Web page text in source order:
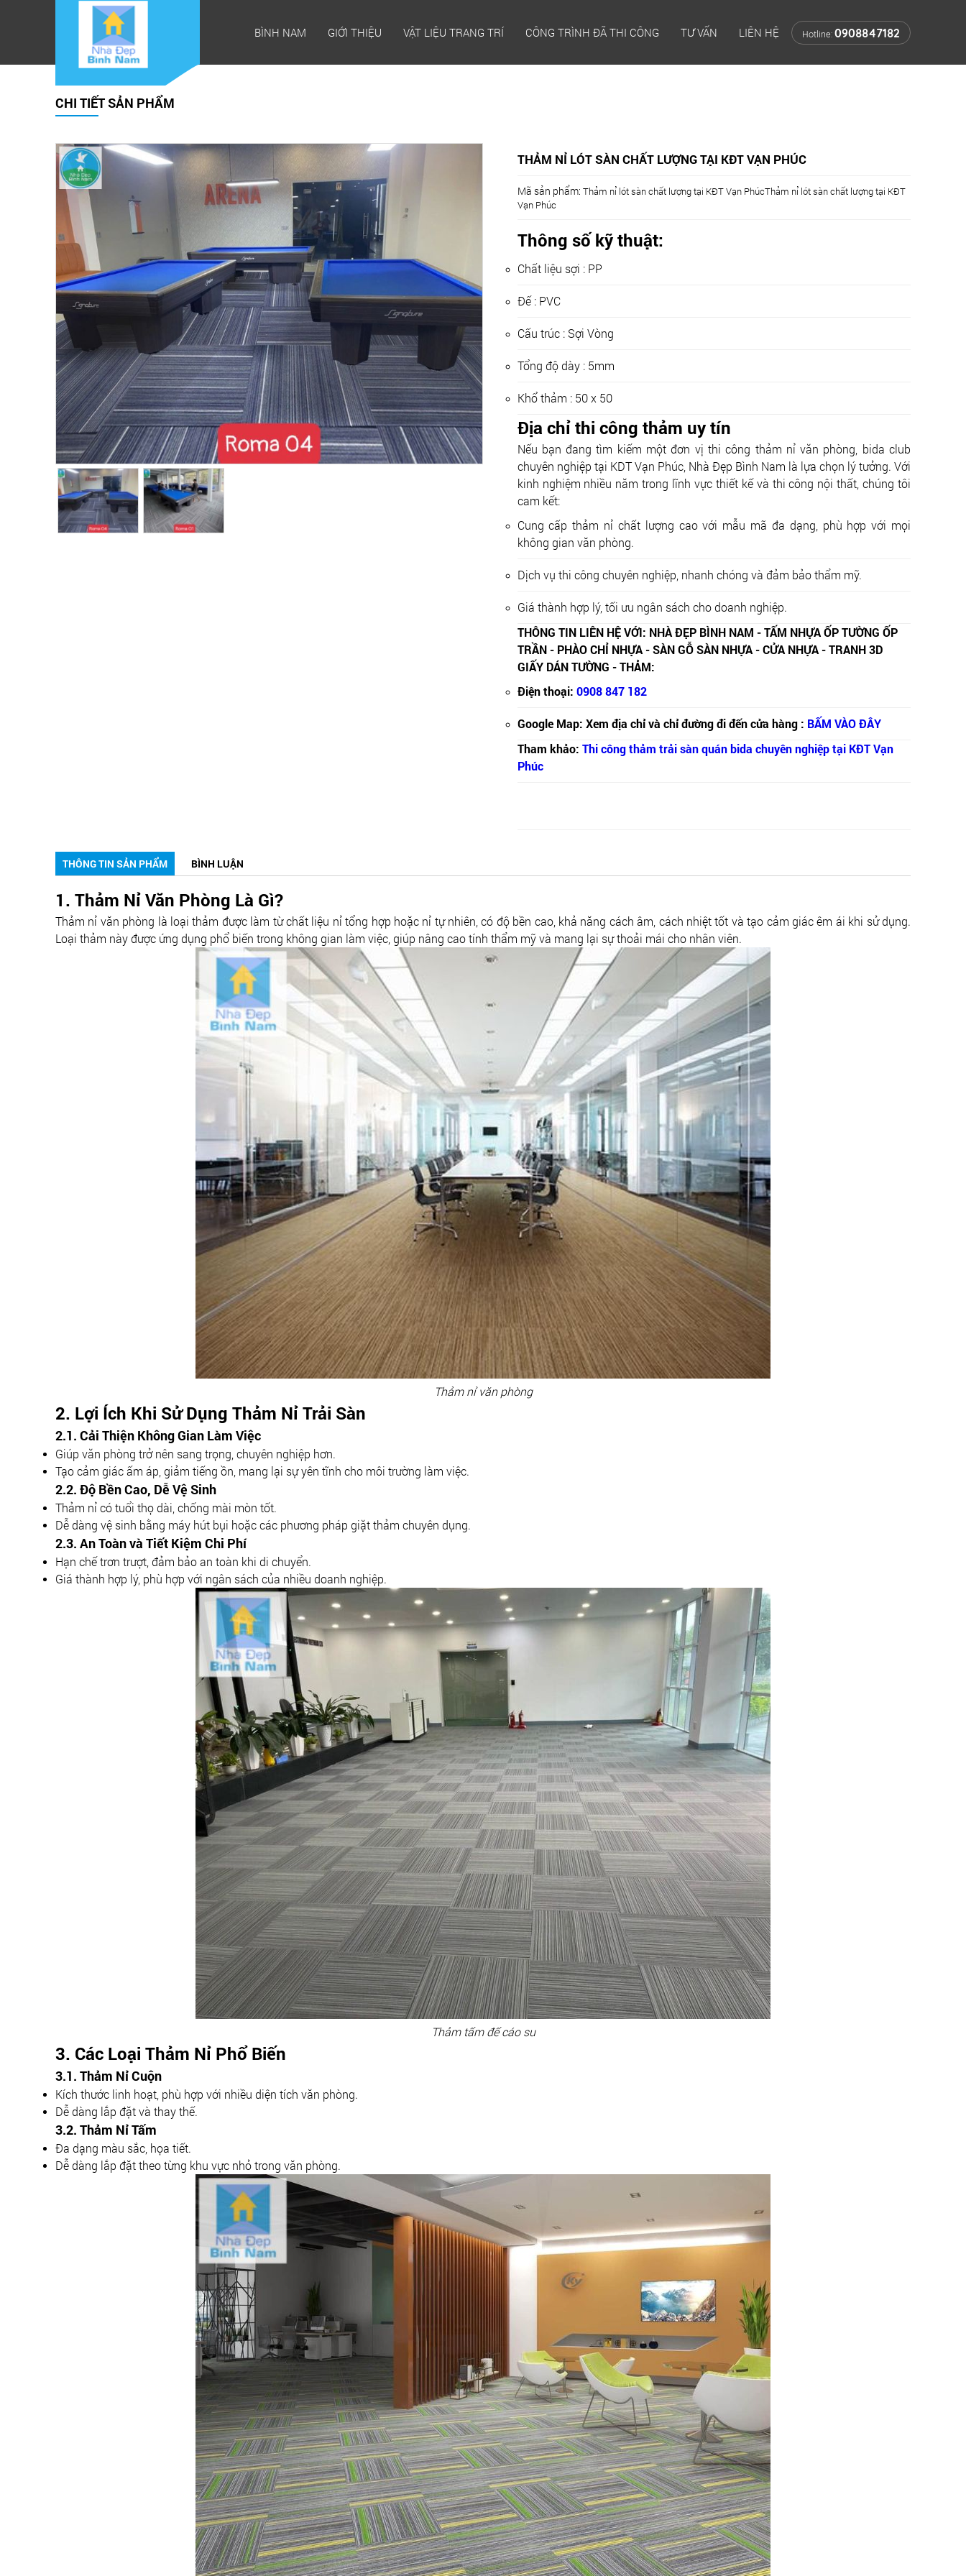
BÌNH NAM GIỚI THIỆU VẬT LIỆU TRANG TRÍ CÔNG TRÌNH ĐÃ THI CÔNG TƯ VẤN LIÊN HỆ Hotline: 0908847182
CHI TIẾT SẢN PHẨM
THẢM NỈ LÓT SÀN CHẤT LƯỢNG TẠI KĐT VẠN PHÚC
Mã sản phẩm: Thảm nỉ lót sàn chất lượng tại KĐT Vạn PhúcThảm nỉ lót sàn chất lượng tại KĐT
Vạn Phúc
Thông số kỹ thuật:
Chất liệu sợi : PP
Đế : PVC
Cấu trúc : Sợi Vòng
Tổng độ dày : 5mm
Khổ thảm : 50 x 50
Địa chỉ thi công thảm uy tín
Nếu bạn đang tìm kiếm một đơn vị thi công thảm nỉ văn phòng, bida club
chuyên nghiệp tại KDT Vạn Phúc, Nhà Đẹp Bình Nam là lựa chọn lý tưởng. Với
kinh nghiệm nhiều năm trong lĩnh vực thiết kế và thi công nội thất, chúng tôi
cam kết:
Cung cấp thảm nỉ chất lượng cao với mẫu mã đa dạng, phù hợp với mọi
không gian văn phòng.
Dịch vụ thi công chuyên nghiệp, nhanh chóng và đảm bảo thẩm mỹ.
Giá thành hợp lý, tối ưu ngân sách cho doanh nghiệp.
THÔNG TIN LIÊN HỆ VỚI: NHÀ ĐẸP BÌNH NAM - TẤM NHỰA ỐP TƯỜNG ỐP
TRẦN - PHÀO CHỈ NHỰA - SÀN GỖ SÀN NHỰA - CỬA NHỰA - TRANH 3D
GIẤY DÁN TƯỜNG - THẢM:
Điện thoại: 0908 847 182
Google Map: Xem địa chỉ và chỉ đường đi đến cửa hàng : BẤM VÀO ĐÂY
Tham khảo: Thi công thảm trải sàn quán bida chuyên nghiệp tại KĐT Vạn
Phúc
THÔNG TIN SẢN PHẨM BÌNH LUẬN
1. Thảm Nỉ Văn Phòng Là Gì?
Thảm nỉ văn phòng là loại thảm được làm từ chất liệu nỉ tổng hợp hoặc nỉ tự nhiên, có độ bền cao, khả năng cách âm, cách nhiệt tốt và tạo cảm giác êm ái khi sử dụng.
Loại thảm này được ứng dụng phổ biến trong không gian làm việc, giúp nâng cao tính thẩm mỹ và mang lại sự thoải mái cho nhân viên.
Thảm nỉ văn phòng
2. Lợi Ích Khi Sử Dụng Thảm Nỉ Trải Sàn
2.1. Cải Thiện Không Gian Làm Việc
Giúp văn phòng trở nên sang trọng, chuyên nghiệp hơn.
Tạo cảm giác ấm áp, giảm tiếng ồn, mang lại sự yên tĩnh cho môi trường làm việc.
2.2. Độ Bền Cao, Dễ Vệ Sinh
Thảm nỉ có tuổi thọ dài, chống mài mòn tốt.
Dễ dàng vệ sinh bằng máy hút bụi hoặc các phương pháp giặt thảm chuyên dụng.
2.3. An Toàn và Tiết Kiệm Chi Phí
Hạn chế trơn trượt, đảm bảo an toàn khi di chuyển.
Giá thành hợp lý, phù hợp với ngân sách của nhiều doanh nghiệp.
Thảm tấm đế cáo su
3. Các Loại Thảm Nỉ Phổ Biến
3.1. Thảm Nỉ Cuộn
Kích thước linh hoạt, phù hợp với nhiều diện tích văn phòng.
Dễ dàng lắp đặt và thay thế.
3.2. Thảm Nỉ Tấm
Đa dạng màu sắc, họa tiết.
Dễ dàng lắp đặt theo từng khu vực nhỏ trong văn phòng.